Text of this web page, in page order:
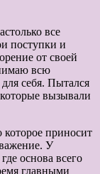
все
поступки и
от своей
всю
себя. Пытался
вызывали
приносит
У
основа всего
главными